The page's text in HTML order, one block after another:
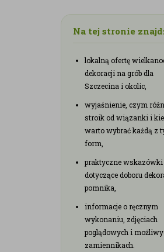
Na tej stronie
lokalną ofertę
dekoracji na grób dla
Szczecina i okolic,
wyjaśnienie, czym
stroik od wiązanki i
warto wybrać każdą z
form,
praktyczne wskazówki
dotyczące doboru
pomnika,
informacje o ręcznym
wykonaniu, zdjęciach
poglądowych i
zamiennikach.